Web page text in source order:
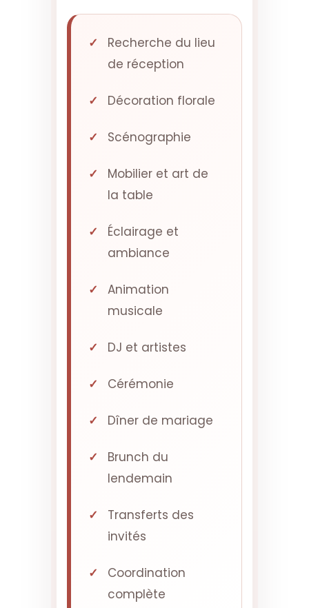
Recherche du lieu
de réception
Décoration florale
Scénographie
Mobilier et art de
la table
Éclairage et
ambiance
Animation
musicale
DJ et artistes
Cérémonie
Dîner de mariage
Brunch du
lendemain
Transferts des
invités
Coordination
complète